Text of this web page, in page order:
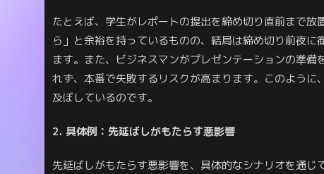
たとえば、学生がレポートの提出を締め切り直前まで
ら」と余裕を持っているものの、結局は締め切り前夜
ます。また、ビジネスマンがプレゼンテーションの準
れず、本番で失敗するリスクが高まります。このよう
及ぼしているのです。
2. 具体例：先延ばしがもたらす悪影響
先延ばしがもたらす悪影響を、具体的なシナリオを通